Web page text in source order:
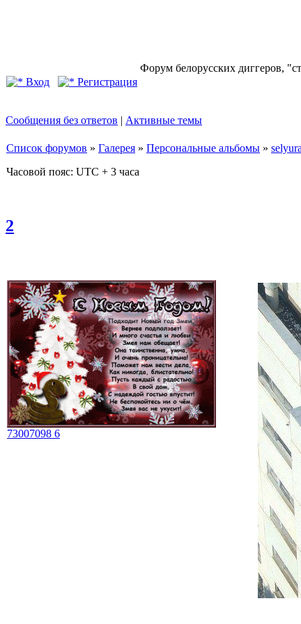
Форум белорусских диггеров,
Вход
Регистрация
Сообщения без ответов | Активные темы
Список форумов » Галерея » Персональные альбомы » selyura
Часовой пояс: UTC + 3 часа
2
73007098 6